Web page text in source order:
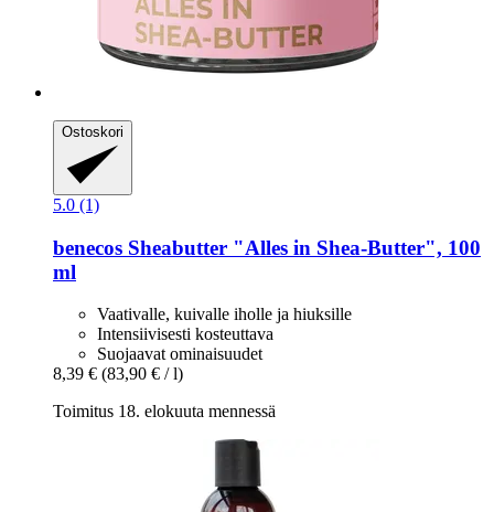
Ostoskori
5.0 (1)
benecos Sheabutter "Alles in Shea-​Butter", 100
ml
Vaativalle, kuivalle iholle ja hiuksille
Intensiivisesti kosteuttava
Suojaavat ominaisuudet
8,39 € (83,90 € / l)
Toimitus 18. elokuuta mennessä